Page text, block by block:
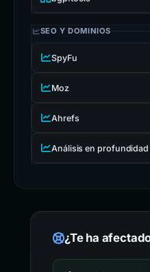
bgp.tools
Análisis en profundidad